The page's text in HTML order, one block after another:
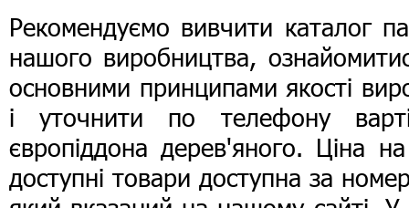
Рекомендуємо вивчити каталог
нашого виробництва,
основними принципами якості
і уточнити по телефону
європіддона дерев'яного. Ціна
доступні товари доступна за